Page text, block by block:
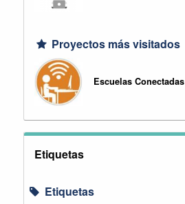
Proyectos más visitados
Escuelas Conectadas
Etiquetas
Etiquetas